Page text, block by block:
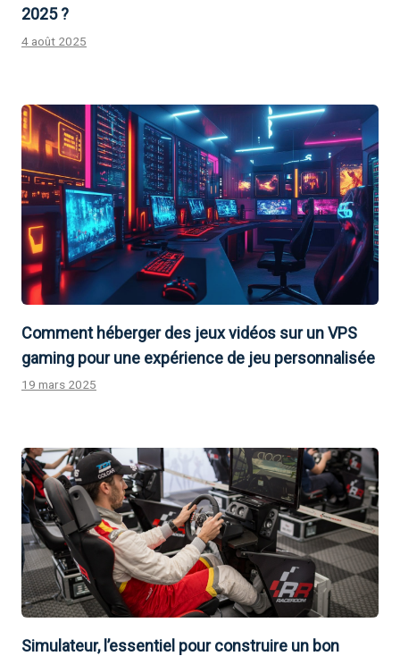
2025 ?
4 août 2025
Comment héberger des jeux vidéos sur un VPS
gaming pour une expérience de jeu personnalisée
19 mars 2025
Simulateur, l’essentiel pour construire un bon